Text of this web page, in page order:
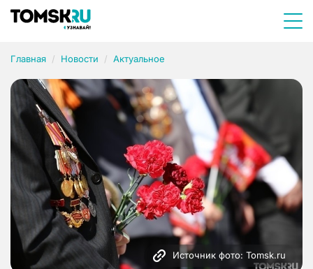
Главная Новости Актуальное
Источник фото: Tomsk.ru